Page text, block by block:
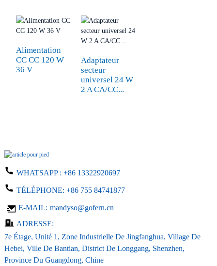
Alimentation
CC CC 120 W
36 V
Adaptateur
secteur
universel 24 W
2 A CA/CC...
WHATSAPP : +86 13322920697
TÉLÉPHONE: +86 755 84741877
E-MAIL: mandyso@gofern.cn
ADRESSE:
7e Étage, Unité 1, Zone Industrielle De Jingfanghua, Village De
Hebei, Ville De Bantian, District De Longgang, Shenzhen,
Province Du Guangdong, Chine